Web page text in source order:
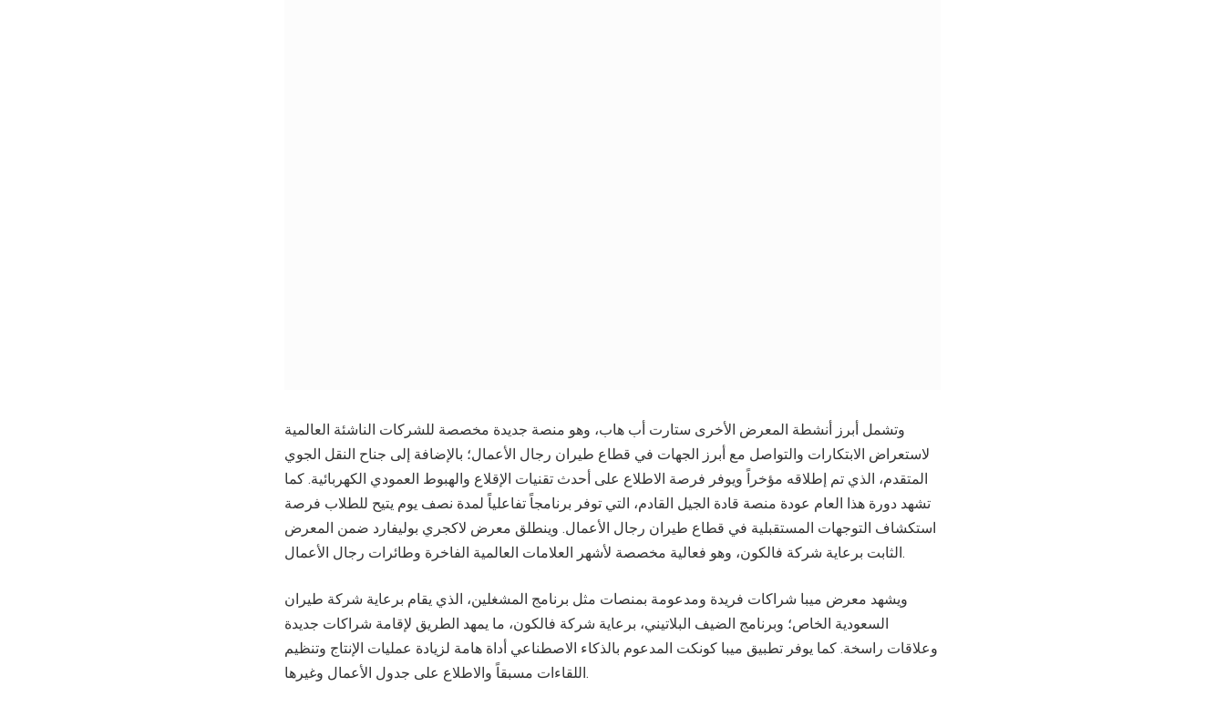
وتشمل أبرز أنشطة المعرض الأخرى ستارت أب هاب، وهو منصة جديدة مخصصة للشركات الناشئة العالمية
لاستعراض الابتكارات والتواصل مع أبرز الجهات في قطاع طيران رجال الأعمال؛ بالإضافة إلى جناح النقل الجوي
المتقدم، الذي تم إطلاقه مؤخراً ويوفر فرصة الاطلاع على أحدث تقنيات الإقلاع والهبوط العمودي الكهربائية. كما
تشهد دورة هذا العام عودة منصة قادة الجيل القادم، التي توفر برنامجاً تفاعلياً لمدة نصف يوم يتيح للطلاب فرصة
استكشاف التوجهات المستقبلية في قطاع طيران رجال الأعمال. وينطلق معرض لاكجري بوليفارد ضمن المعرض
الثابت برعاية شركة فالكون، وهو فعالية مخصصة لأشهر العلامات العالمية الفاخرة وطائرات رجال الأعمال.
ويشهد معرض ميبا شراكات فريدة ومدعومة بمنصات مثل برنامج المشغلين، الذي يقام برعاية شركة طيران
السعودية الخاص؛ وبرنامج الضيف البلاتيني، برعاية شركة فالكون، ما يمهد الطريق لإقامة شراكات جديدة
وعلاقات راسخة. كما يوفر تطبيق ميبا كونكت المدعوم بالذكاء الاصطناعي أداة هامة لزيادة عمليات الإنتاج وتنظيم
اللقاءات مسبقاً والاطلاع على جدول الأعمال وغيرها.